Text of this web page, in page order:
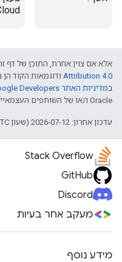
אלא אם צוין אחרת, התוכן של דף
Attribution 4.0 ודוגמאות הקוד הן
במדיניות האתר Google Developers‏
Oracle ו/או של השותפים העצמאיים שלה.
עדכון אחרון: 2026-07-12 (שעון UTC).
Stack Overflow
GitHub
Discord
מעקב אחר בעיות
מידע נוסף